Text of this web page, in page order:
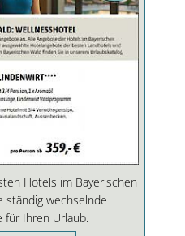
Hotels im Bayerischen
ständig wechselnde
für Ihren Urlaub.